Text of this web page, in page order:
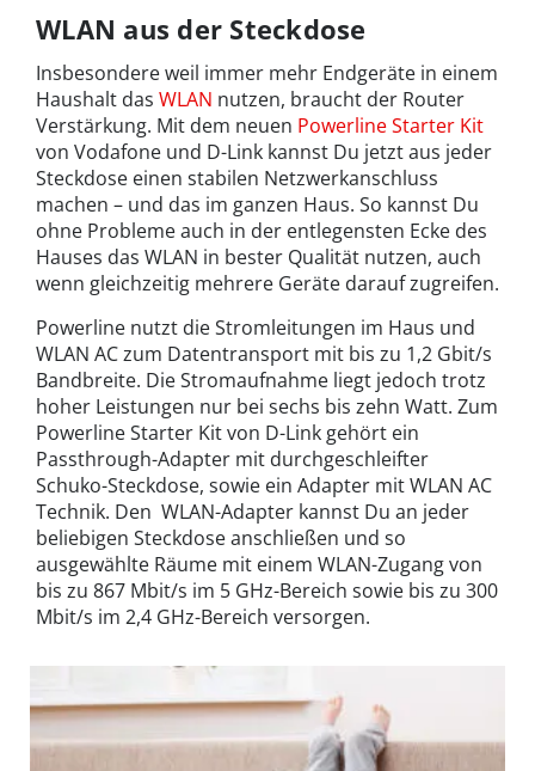
WLAN aus der Steckdose
Insbesondere weil immer mehr Endgeräte in einem
Haushalt das WLAN nutzen, braucht der Router
Verstärkung. Mit dem neuen Powerline Starter Kit
von Vodafone und D-Link kannst Du jetzt aus jeder
Steckdose einen stabilen Netzwerkanschluss
machen – und das im ganzen Haus. So kannst Du
ohne Probleme auch in der entlegensten Ecke des
Hauses das WLAN in bester Qualität nutzen, auch
wenn gleichzeitig mehrere Geräte darauf zugreifen.
Powerline nutzt die Stromleitungen im Haus und
WLAN AC zum Datentransport mit bis zu 1,2 Gbit/s
Bandbreite. Die Stromaufnahme liegt jedoch trotz
hoher Leistungen nur bei sechs bis zehn Watt. Zum
Powerline Starter Kit von D-Link gehört ein
Passthrough-Adapter mit durchgeschleifter
Schuko-Steckdose, sowie ein Adapter mit WLAN AC
Technik. Den WLAN-Adapter kannst Du an jeder
beliebigen Steckdose anschließen und so
ausgewählte Räume mit einem WLAN-Zugang von
bis zu 867 Mbit/s im 5 GHz-Bereich sowie bis zu 300
Mbit/s im 2,4 GHz-Bereich versorgen.